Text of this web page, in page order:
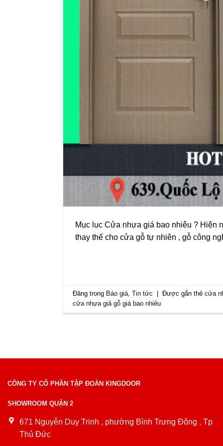
Mục lục Cửa nhựa giá bao nhiêu ? Hiện
thay thế cho cửa gỗ tự nhiên , gỗ công
Đăng trong Báo giá ,Tin tức Được gắn thẻcửa
cửa nhựa giả gỗ giá bao nhiêu
CÔNG TY CỔ PHẦN TẬP ĐOÀN KINGDOOR
SHOWROOM QUẬN 2
671 Nguyễn Duy Trinh , phường Bình Trưng Đông , Tp
Thủ Đức